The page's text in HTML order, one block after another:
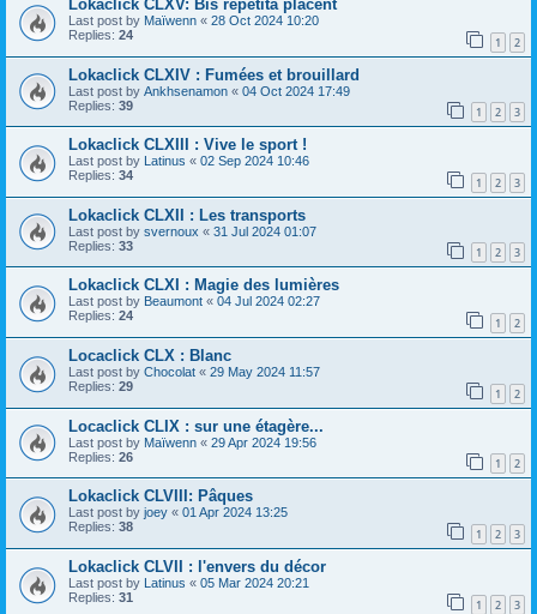
Lokaclick CLXV: Bis repetita placent
Last post by Maïwenn « 28 Oct 2024 10:20
Replies: 24 1 2
Lokaclick CLXIV : Fumées et brouillard
Last post by Ankhsenamon « 04 Oct 2024 17:49
Replies: 39 1 2 3
Lokaclick CLXIII : Vive le sport !
Last post by Latinus « 02 Sep 2024 10:46
Replies: 34 1 2 3
Lokaclick CLXII : Les transports
Last post by svernoux « 31 Jul 2024 01:07
Replies: 33 1 2 3
Lokaclick CLXI : Magie des lumières
Last post by Beaumont « 04 Jul 2024 02:27
Replies: 24 1 2
Locaclick CLX : Blanc
Last post by Chocolat « 29 May 2024 11:57
Replies: 29 1 2
Locaclick CLIX : sur une étagère...
Last post by Maïwenn « 29 Apr 2024 19:56
Replies: 26 1 2
Lokaclick CLVIII: Pâques
Last post by joey « 01 Apr 2024 13:25
Replies: 38 1 2 3
Lokaclick CLVII : l'envers du décor
Last post by Latinus « 05 Mar 2024 20:21
Replies: 31 1 2 3